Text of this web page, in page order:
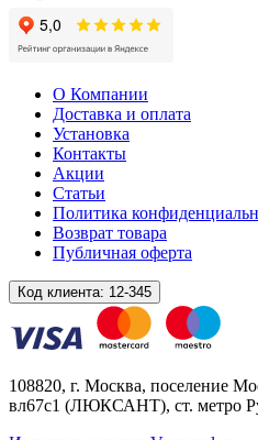
О Компании
Доставка и оплата
Установка
Контакты
Акции
Статьи
Политика
Возврат товара
Публичная оферта
Код клиента: 12-345
108820, г. Москва, поселение
вл67с1 (ЛЮКСАНТ), ст. метро